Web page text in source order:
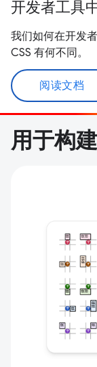
开发者工具
我们如何在开发
CSS 有何不同。
阅读文档
用于构